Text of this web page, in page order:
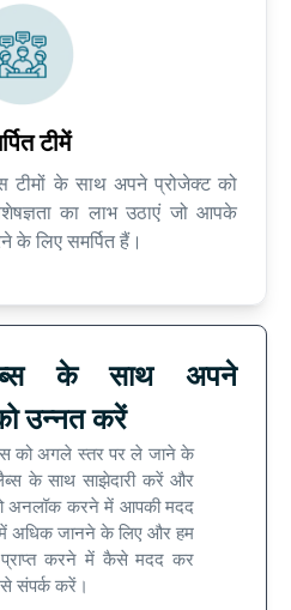
टीमें
टीमों के साथ अपने प्रोजेक्ट को
का लाभ उठाएं जो आपके
के लिए समर्पित हैं।
लैब्स के साथ अपने
उन्नत करें
को अगले स्तर पर ले जाने के
के साथ साझेदारी करें और
अनलॉक करने में आपकी मदद
अधिक जानने के लिए और हम
प्राप्त करने में कैसे मदद कर
संपर्क करें।